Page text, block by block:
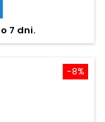
7 dni.
-8%